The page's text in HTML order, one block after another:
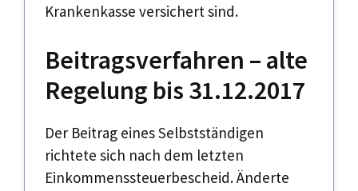
Krankenkasse versichert sind.
Beitrags­verfahren – alte
Regelung bis 31.12.2017
Der Beitrag eines Selbstständigen
richtete sich nach dem letzten
Einkommenssteuerbescheid. Änderte